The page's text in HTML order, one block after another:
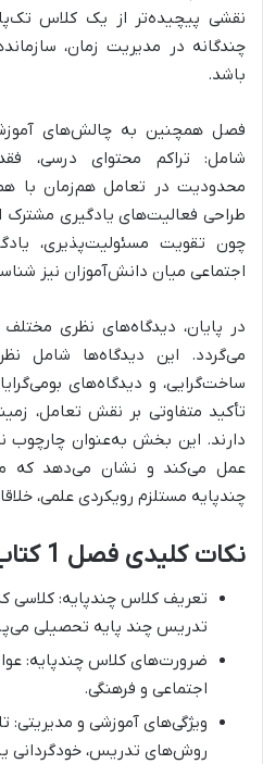
نقشی پیچیده‌تر از یک کلاس
چندگانه در مدیریت زمان،
باشد.
فصل همچنین بهچالش‌های
شامل: تراکم محتوای درسی،
محدودیت در تعامل هم‌زمان با
طراحی فعالیت‌های یادگیری مشترک
چون تقویت مسئولیت‌پذیری،
اجتماعی میان دانش‌آموزان نیز
در پایان، دیدگاه‌های نظری
می‌گردد. این دیدگاه‌ها شامل
ساخت‌گرایی، و دیدگاه‌های
تأکید متفاوتی بر نقش تعامل،
دارند. این بخش به‌عنوان چارچوب
عمل می‌کند و نشان می‌دهد که
چندپایه مستلزم رویکردی علمی،
نکات کلیدی فصل 1 کتاب صمد صمدیان:
تعریف کلاس چندپایه: کلاسی
تدریس چند پایه تحصیلی
ضرورت‌های کلاس چندپایه:
اجتماعی و فرهنگی.
ویژگی‌های آموزشی و مدیریتی:
روش‌های تدریس، خودگردانی